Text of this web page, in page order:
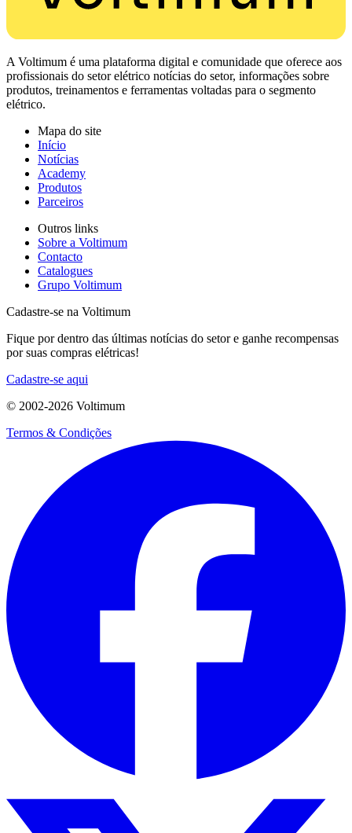
A Voltimum é uma plataforma digital e comunidade que oferece aos
profissionais do setor elétrico notícias do setor, informações sobre
produtos, treinamentos e ferramentas voltadas para o segmento
elétrico.
Mapa do site
Início
Notícias
Academy
Produtos
Parceiros
Outros links
Sobre a Voltimum
Contacto
Catalogues
Grupo Voltimum
Cadastre-se na Voltimum
Fique por dentro das últimas notícias do setor e ganhe recompensas
por suas compras elétricas!
Cadastre-se aqui
© 2002-2026 Voltimum
Termos & Condições